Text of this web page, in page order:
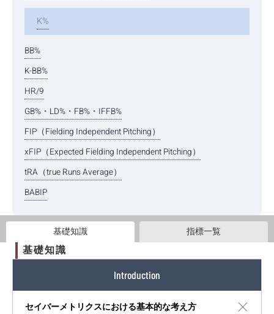
基礎知識
Introduction
セイバーメトリクスにおける基本的な考え方
K%
BB%
K-BB%
HR/9
GB%・LD%・FB%・IFFB%
FIP（Fielding Independent Pitching）
xFIP（Expected Fielding Independent Pitching）
tRA（true Runs Average）
BABIP
基礎知識 指標一覧